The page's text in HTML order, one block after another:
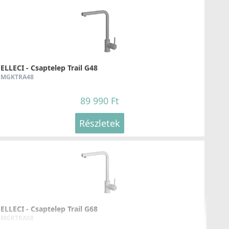
ELLECI - Mosogatótálca Spazio 600 K96
239 990 Ft
Részletek
ELLECI - Mosogatótálca Quadra 350 K96
ELLECI - Csaptelep Trail G48
MGKTRA48
89 990 Ft
Részletek
ELLECI - Csaptelep Trail G68
MGKTRA68